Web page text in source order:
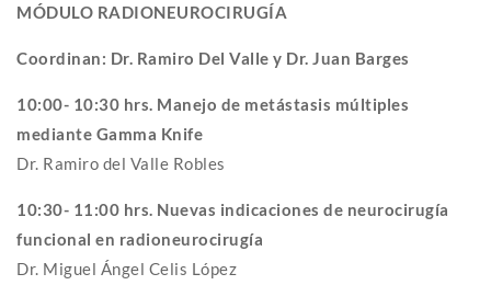
MÓDULO RADIONEUROCIRUGÍA
Coordinan: Dr. Ramiro Del Valle y Dr. Juan Barges
10:00- 10:30 hrs. Manejo de metástasis múltiples
mediante Gamma Knife
Dr. Ramiro del Valle Robles
10:30- 11:00 hrs. Nuevas indicaciones de neurocirugía
funcional en radioneurocirugía
Dr. Miguel Ángel Celis López